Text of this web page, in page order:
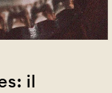
il